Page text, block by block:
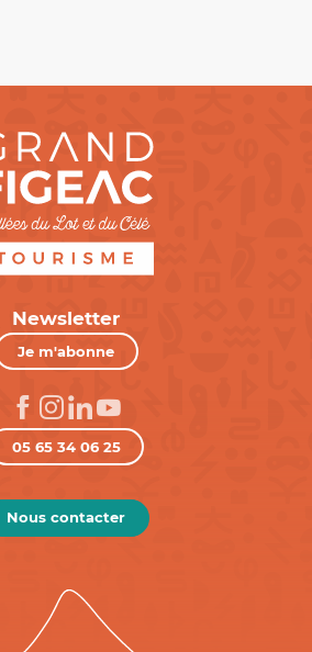
Newsletter
Je m'abonne
05 65 34 06 25
Nous contacter